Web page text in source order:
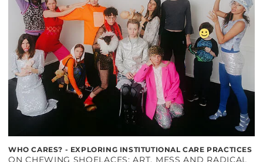
WHO CARES? - EXPLORING INSTITUTIONAL CARE PRACTICES
ON CHEWING SHOELACES: ART, MESS AND RADICAL